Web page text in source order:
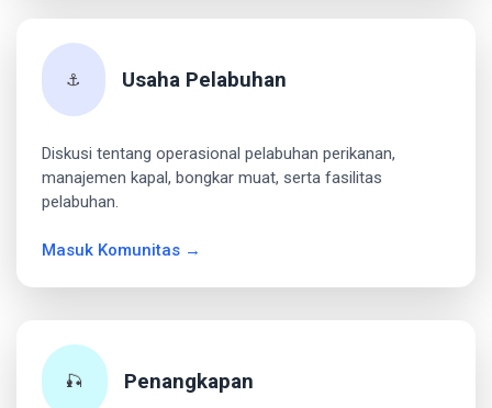
⚓ Usaha Pelabuhan
Diskusi tentang operasional pelabuhan perikanan,
manajemen kapal, bongkar muat, serta fasilitas
pelabuhan.
Masuk Komunitas →
🎣 Penangkapan